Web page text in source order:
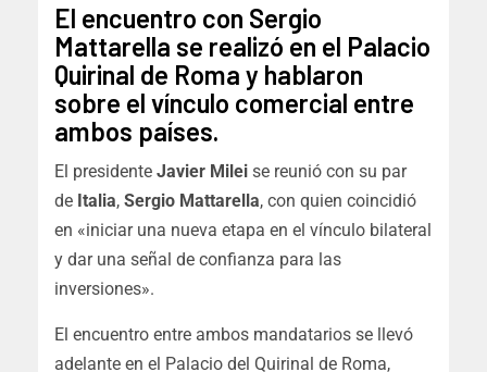
El encuentro con Sergio
Mattarella se realizó en el Palacio
Quirinal de Roma y hablaron
sobre el vínculo comercial entre
ambos países.
El presidente Javier Milei se reunió con su par
de Italia, Sergio Mattarella, con quien coincidió
en «iniciar una nueva etapa en el vínculo bilateral
y dar una señal de confianza para las
inversiones».
El encuentro entre ambos mandatarios se llevó
adelante en el Palacio del Quirinal de Roma,